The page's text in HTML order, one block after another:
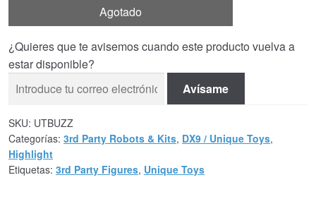
Agotado
¿Quieres que te avisemos cuando este producto vuelva a
estar disponible?
Avísame
SKU: UTBUZZ
Categorías: 3rd Party Robots & Kits, DX9 / Unique Toys,
Highlight
Etiquetas: 3rd Party Figures, Unique Toys